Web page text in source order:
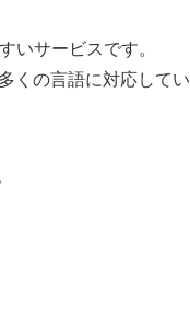
いサービスです。
くの言語に対応してい